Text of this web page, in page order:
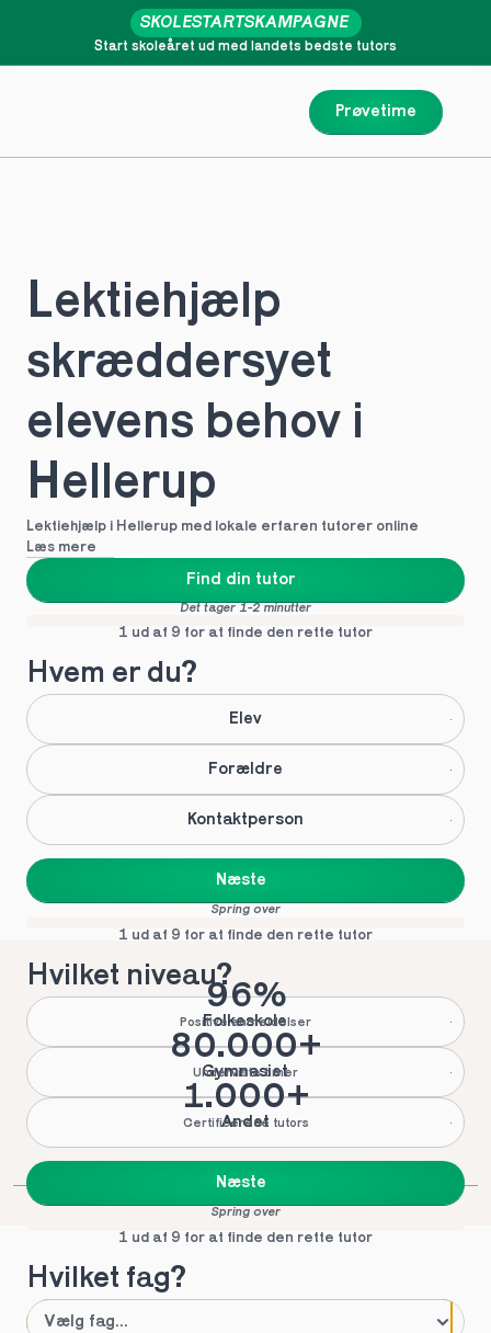
Prøvetime
Start skoleåret ud med landets bedste tutors
SKOLESTARTSKAMPAGNE
Lektiehjælp
skræddersyet
elevens behov i
Hellerup
Lektiehjælp i Hellerup med lokale erfaren tutorer online
Læs mere
Find din tutor
Det tager 1-2 minutter
1 ud af 9 for at finde den rette tutor
Hvem er du?
Elev
Forældre
Kontaktperson
Næste
Spring over
1 ud af 9 for at finde den rette tutor
Hvilket niveau?
Folkeskole
Gymnasiet
Andet
Næste
Spring over
1 ud af 9 for at finde den rette tutor
Hvilket fag?
96%
Positive anmeldelser
80.000+
Underviste timer
1.000+
Certificerede tutors